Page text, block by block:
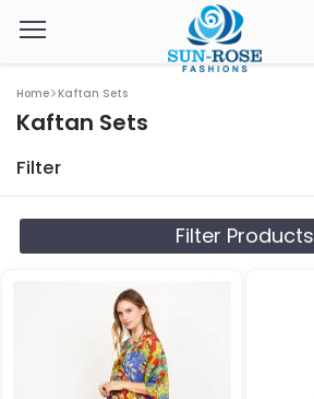
Home Kaftan Sets
Kaftan Sets
Filter
Filter Products